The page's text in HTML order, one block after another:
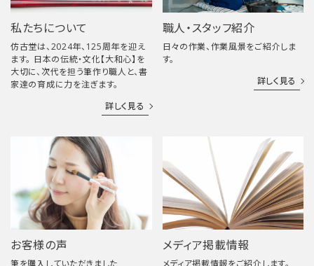
私たちについて
仿古堂は、2024年、125周年を迎え
ます。 日本の伝統・文化【大和心】を
大切に、次代を担う筆作り職人と、書
家達の育成に力を注ぎます。
詳しく見る
職人・スタッフ紹介
日々の作業、作業風景をご紹介しま
す。
詳しく見る
お客様の声
筆を購入していただきました
メディア掲載情報
メディア掲載情報をご紹介します。